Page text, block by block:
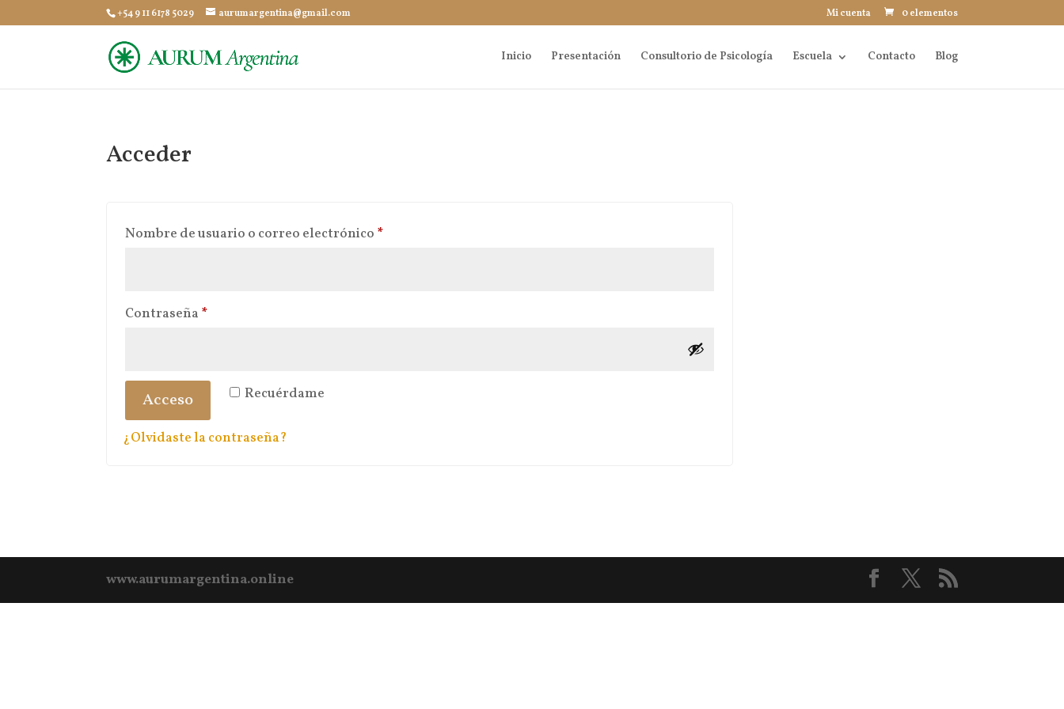
+54 9 11 6178 5029 aurumargentina@gmail.com Mi cuenta 0 elementos
Inicio Presentación Consultorio de Psicología Escuela Contacto Blog
Acceder
Nombre de usuario o correo electrónico *Obligatorio
Contraseña *Obligatorio
Recuérdame
Acceso
¿Olvidaste la contraseña?
www.aurumargentina.online